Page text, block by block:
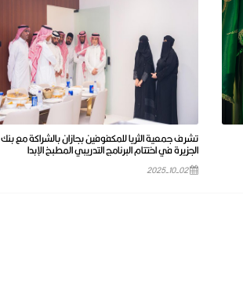
تشرف جمعية الثريا للمكفوفين بجازان بالشراكة مع بنك
الجزيرة في اختتام البرنامج التدريبي المطبخ الإبدا
2025-10-02